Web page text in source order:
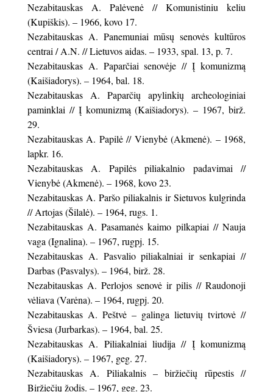
Nezabitauskas A. Palėvenė // Komunistiniu keliu
(Kupiškis). – 1966, kovo 17.
Nezabitauskas A. Panemuniai mūsų senovės kultūros
centrai / A.N. // Lietuvos aidas. – 1933, spal. 13, p. 7.
Nezabitauskas A. Paparčiai senovėje // Į komunizmą
(Kaišiadorys). – 1964, bal. 18.
Nezabitauskas A. Paparčių apylinkių archeologiniai
paminklai // Į komunizmą (Kaišiadorys). – 1967, birž.
29.
Nezabitauskas A. Papilė // Vienybė (Akmenė). – 1968,
lapkr. 16.
Nezabitauskas A. Papilės piliakalnio padavimai //
Vienybė (Akmenė). – 1968, kovo 23.
Nezabitauskas A. Paršo piliakalnis ir Sietuvos kulgrinda
// Artojas (Šilalė). – 1964, rugs. 1.
Nezabitauskas A. Pasamanės kaimo pilkapiai // Nauja
vaga (Ignalina). – 1967, rugpj. 15.
Nezabitauskas A. Pasvalio piliakalniai ir senkapiai //
Darbas (Pasvalys). – 1964, birž. 28.
Nezabitauskas A. Perlojos senovė ir pilis // Raudonoji
vėliava (Varėna). – 1964, rugpj. 20.
Nezabitauskas A. Peštvė – galinga lietuvių tvirtovė //
Šviesa (Jurbarkas). – 1964, bal. 25.
Nezabitauskas A. Piliakalniai liudija // Į komunizmą
(Kaišiadorys). – 1967, geg. 27.
Nezabitauskas A. Piliakalnis – biržiečių rūpestis //
Biržiečių žodis. – 1967, geg. 23.